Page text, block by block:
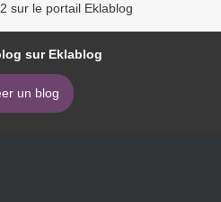
sur le portail Eklablog
sur Eklablog
un blog